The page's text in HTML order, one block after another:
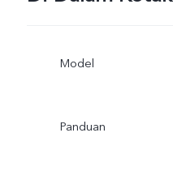
Model
Panduan